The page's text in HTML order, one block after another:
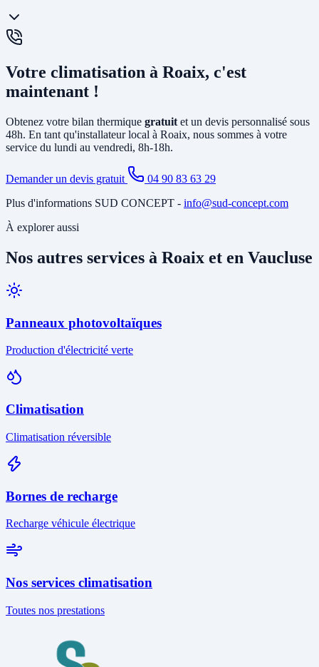
circuit de chauffage (radiateurs ou plancher chauffant) et peut aussi
produire votre eau chaude sanitaire. Elle remplace avantageusement
une chaudière gaz ou fioul et est éligible à MaPrimeRénov'.
Oui, un
proposons descontrats de maintenanceà Roaix incluant le
nettoyage des filtres, la vérification du circuit frigorifique, le contrôle
des performances et la recharge éventuelle du fluide.
Votre climatisation à Roaix, c'est
maintenant !
Obtenez votre bilan thermique gratuit et un devis personnalisé sous
48h. En tant qu'installateur local à Roaix, nous sommes à votre
service du lundi au vendredi, 8h-18h.
Demander un devis gratuit
04 90 83 63 29
Plus d'informations SUD CONCEPT - info@sud-concept.com
À explorer aussi
Nos autres services à Roaix et en Vaucluse
Panneaux photovoltaïques
Production d'électricité verte
Climatisation
Climatisation réversible
Bornes de recharge
Recharge véhicule électrique
Nos services climatisation
Toutes nos prestations